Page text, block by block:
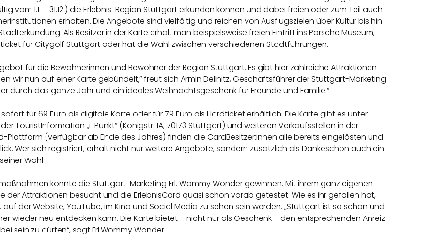
vom 1.1. – 31.12.) die Erlebnis-Region Stuttgart erkunden können und dabei freien oder zum Teil auch
erhalten. Die Angebote sind vielfältig und reichen von Ausflugszielen über Kultur bis hin
Als Besitzer:in der Karte erhält man beispielsweise freien Eintritt ins Porsche Museum,
für Citygolf Stuttgart oder hat die Wahl zwischen verschiedenen Stadtführungen.
für die Bewohnerinnen und Bewohner der Region Stuttgart. Es gibt hier zahlreiche Attraktionen
wir nun auf einer Karte gebündelt,“ freut sich Armin Dellnitz, Geschäftsführer der Stuttgart-Marketing
durch das ganze Jahr und ein ideales Weihnachtsgeschenk für Freunde und Familie.“
für 69 Euro als digitale Karte oder für 79 Euro als Hardticket erhältlich. Die Karte gibt es unter
TouristInformation „i-Punkt“ (Königstr. 1A, 70173 Stuttgart) und weiteren Verkaufsstellen in der
Plattform (verfügbar ab Ende des Jahres) finden die CardBesitzer:innen alle bereits eingelösten und
Wer sich registriert, erhält nicht nur weitere Angebote, sondern zusätzlich als Dankeschön auch ein
Wahl.
konnte die Stuttgart-Marketing Frl. Wommy Wonder gewinnen. Mit ihrem ganz eigenen
der Attraktionen besucht und die ErlebnisCard quasi schon vorab getestet. Wie es ihr gefallen hat,
auf der Website, YouTube, im Kino und Social Media zu sehen sein werden. „Stuttgart ist so schön und
wieder neu entdecken kann. Die Karte bietet – nicht nur als Geschenk – den entsprechenden Anreiz
sein zu dürfen“, sagt Frl.Wommy Wonder.